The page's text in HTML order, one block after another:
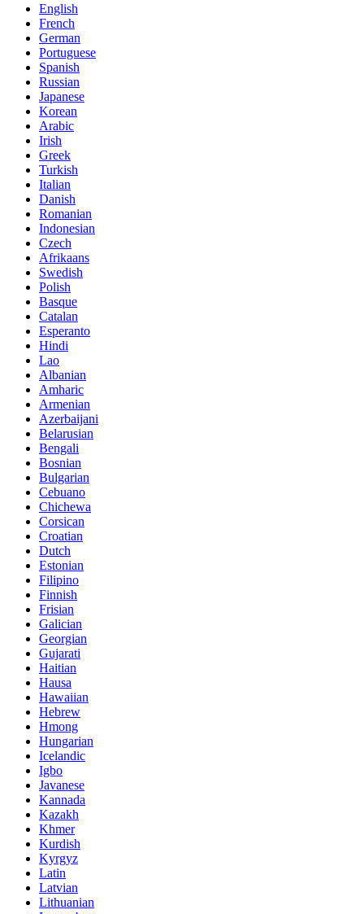
English
French
German
Portuguese
Spanish
Russian
Japanese
Korean
Arabic
Irish
Greek
Turkish
Italian
Danish
Romanian
Indonesian
Czech
Afrikaans
Swedish
Polish
Basque
Catalan
Esperanto
Hindi
Lao
Albanian
Amharic
Armenian
Azerbaijani
Belarusian
Bengali
Bosnian
Bulgarian
Cebuano
Chichewa
Corsican
Croatian
Dutch
Estonian
Filipino
Finnish
Frisian
Galician
Georgian
Gujarati
Haitian
Hausa
Hawaiian
Hebrew
Hmong
Hungarian
Icelandic
Igbo
Javanese
Kannada
Kazakh
Khmer
Kurdish
Kyrgyz
Latin
Latvian
Lithuanian